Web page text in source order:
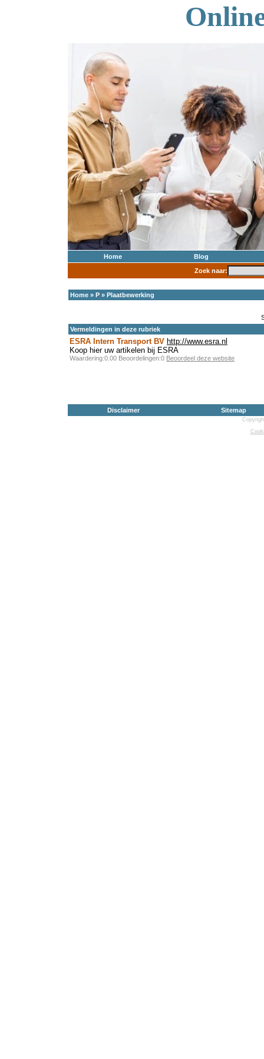
Home
Blog
Zoek naar:
Home » P » Plaatbewerking
Vermeldingen in deze rubriek
ESRA Intern Transport BV http://www.esra.nl
Koop hier uw artikelen bij ESRA
Waardering:0.00 Beoordelingen:0 Beoordeel deze website
Disclaimer Sitemap